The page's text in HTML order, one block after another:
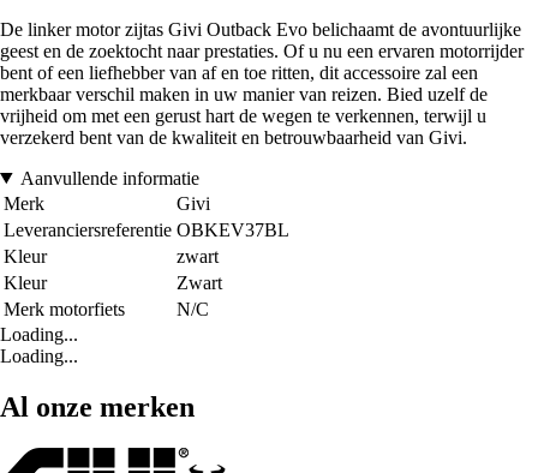
De linker motor zijtas Givi Outback Evo belichaamt de avontuurlijke
geest en de zoektocht naar prestaties. Of u nu een ervaren motorrijder
bent of een liefhebber van af en toe ritten, dit accessoire zal een
merkbaar verschil maken in uw manier van reizen. Bied uzelf de
vrijheid om met een gerust hart de wegen te verkennen, terwijl u
verzekerd bent van de kwaliteit en betrouwbaarheid van Givi.
Aanvullende informatie
Merk
Givi
Leveranciersreferentie OBKEV37BL
Kleur
zwart
Kleur
Zwart
Merk motorfiets
N/C
Loading...
Loading...
Al onze merken